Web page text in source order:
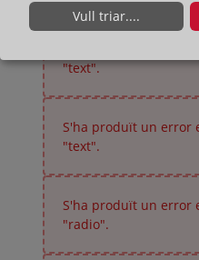
"text".
S'ha produït un error
"text".
S'ha produït un error
"radio".
Vull triar....